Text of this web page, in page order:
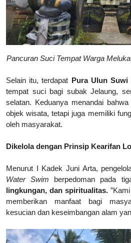
Pancuran Suci Tempat Warga
Selain itu, terdapat Pura Ulun Suwi
tempat suci bagi subak Jelaung,
selatan. Keduanya menandai
objek wisata, tetapi juga memiliki
oleh masyarakat.
Dikelola dengan Prinsip Kearifan
Menurut I Kadek Juni Arta,
Water Swim berpedoman pada
lingkungan, dan spiritualitas.
memberikan manfaat bagi
kesucian dan keseimbangan alam